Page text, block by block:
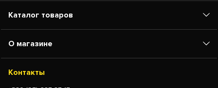
Каталог товаров
О магазине
Контакты